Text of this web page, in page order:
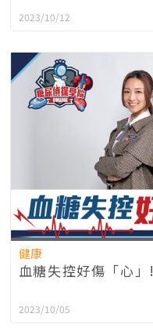
2023/10/12
健康
血糖失控好傷「心」!
2023/10/05